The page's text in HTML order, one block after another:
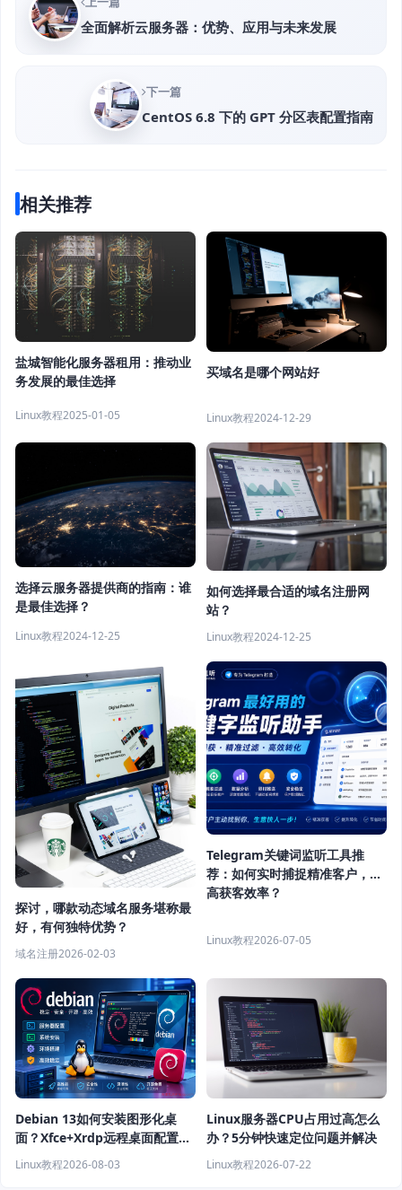
全面解析云服务器：优势、应用与未来发展
下一篇
CentOS 6.8 下的 GPT 分区表配置指南
相关推荐
盐城智能化服务器租用：推动业
务发展的最佳选择
Linux教程2025-01-05
买域名是哪个网站好
Linux教程2024-12-29
选择云服务器提供商的指南：谁
是最佳选择？
Linux教程2024-12-25
如何选择最合适的域名注册网
站？
Linux教程2024-12-25
探讨，哪款动态域名服务堪称最
好，有何独特优势？
域名注册2026-02-03
Telegram关键词监听工具推
荐：如何实时捕捉精准客户，提
高获客效率？
Linux教程2026-07-05
Debian 13如何安装图形化桌
面？Xfce+Xrdp远程桌面配置教
程
Linux教程2026-08-03
Linux服务器CPU占用过高怎么
办？5分钟快速定位问题并解决
Linux教程2026-07-22